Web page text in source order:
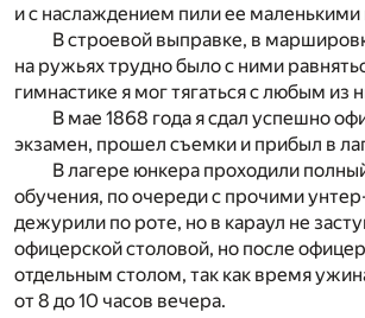
и с наслаждением пили ее маленькими
В строевой выправке, в
на ружьях трудно было с ними
гимнастике я мог тягаться с любым из
В мае 1868 года я сдал успешно
экзамен, прошел съемки и прибыл в
В лагере юнкера проходили
обучения, по очереди с прочими
дежурили по роте, но в караул не
офицерской столовой, но после
отдельным столом, так как время
от 8 до 10 часов вечера.